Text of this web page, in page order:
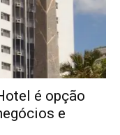
é opção
e